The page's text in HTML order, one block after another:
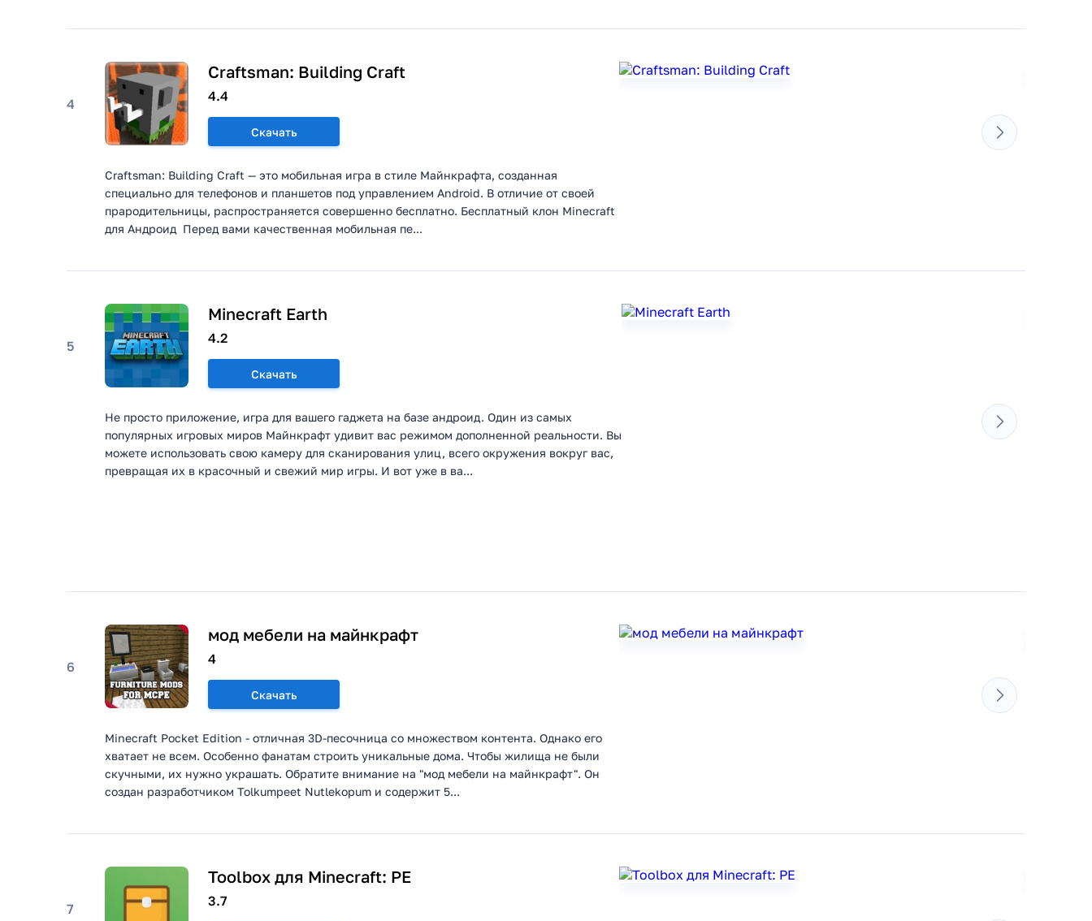
4
Craftsman: Building Craft
4.4
Скачать
Craftsman: Building Craft — это мобильная игра в стиле Майнкрафта, созданная
специально для телефонов и планшетов под управлением Android. В отличие от своей
прародительницы, распространяется совершенно бесплатно. Бесплатный клон Minecraft
для Андроид Перед вами качественная мобильная пе...
5
Minecraft Earth
4.2
Скачать
Не просто приложение, игра для вашего гаджета на базе андроид. Один из самых
популярных игровых миров Майнкрафт удивит вас режимом дополненной реальности. Вы
можете использовать свою камеру для сканирования улиц, всего окружения вокруг вас,
превращая их в красочный и свежий мир игры. И вот уже в ва...
6
мод мебели на майнкрафт
4
Скачать
Minecraft Pocket Edition - отличная 3D-песочница со множеством контента. Однако его
хватает не всем. Особенно фанатам строить уникальные дома. Чтобы жилища не были
скучными, их нужно украшать. Обратите внимание на "мод мебели на майнкрафт". Он
создан разработчиком Tolkumpeet Nutlekopum и содержит 5...
7
Toolbox для Minecraft: PE
3.7